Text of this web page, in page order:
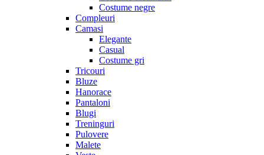
Costume negre
Compleuri
Camasi
Elegante
Casual
Costume gri
Tricouri
Bluze
Hanorace
Pantaloni
Blugi
Treninguri
Pulovere
Malete